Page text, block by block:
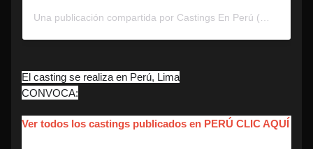
Una publicación compartida por Castings En Perú (@solocastingperu) el
El casting se realiza en Perú, Lima
CONVOCA:
Ver todos los castings publicados en PERÚ CLIC AQUÍ